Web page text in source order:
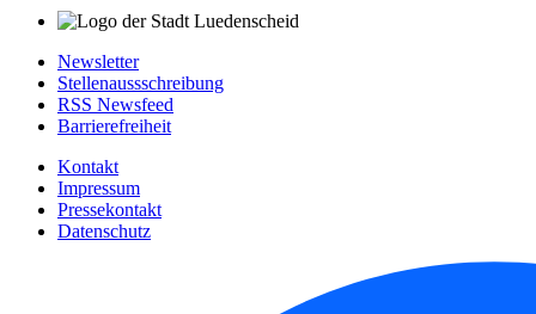
Newsletter
Stellenaussschreibung
RSS Newsfeed
Barrierefreiheit
Kontakt
Impressum
Pressekontakt
Datenschutz